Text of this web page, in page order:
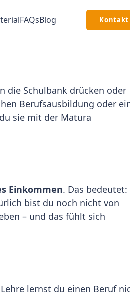
FAQsBlog Kontakt
die Schulbank drücken oder
Berufsausbildung oder
sie mit der Matura
Einkommen. Das bedeutet:
bist du noch nicht von
– und das fühlt sich
lernst du einen Beruf